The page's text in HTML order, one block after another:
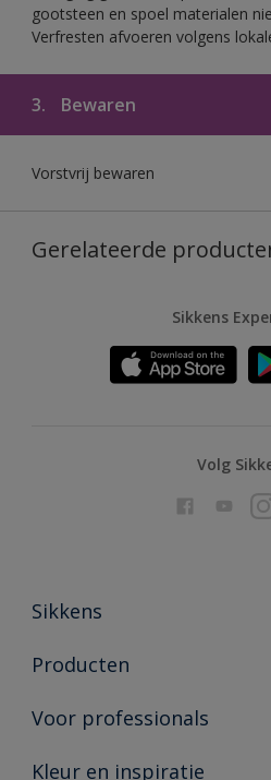
gootsteen en spoel materialen
Verfresten afvoeren volgens
3. Bewaren
Vorstvrij bewaren
Gerelateerde
Sikkens
Volg
Sikkens
Over Sikkens
Duurzaamheid
Producten
Producten voor binnen
Vind je verkooppunt
Voor professionals
Advies & service
Kleur en inspiratie